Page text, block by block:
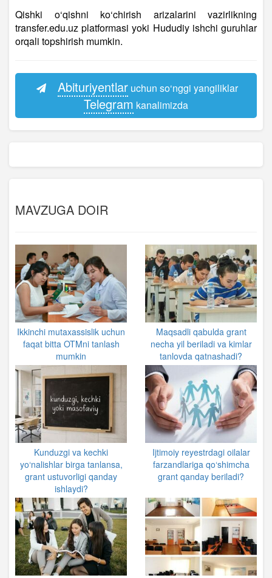
Qishki o‘qishni ko‘chirish arizalarini vazirlikning
transfer.edu.uz platformasi yoki Hududiy ishchi guruhlar
orqali topshirish mumkin.
Abituriyentlaruchun so‘nggi yangiliklar
Telegram kanalimizda
MAVZUGA DOIR
Ikkinchi mutaxassislik uchun
faqat bitta OTMni tanlash
mumkin
Maqsadli qabulda grant
necha yil beriladi va kimlar
tanlovda qatnashadi?
Kunduzgi va kechki
yo‘nalishlar birga tanlansa,
grant ustuvorligi qanday
ishlaydi?
Ijtimoiy reyestrdagi oilalar
farzandlariga qo‘shimcha
grant qanday beriladi?